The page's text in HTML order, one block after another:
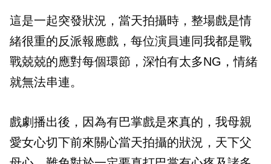
這是一起突發狀況，當天拍攝時，整場戲是情
緒很重的反派報應戲，每位演員連同我都是戰
戰兢兢的應對每個環節，深怕有太多NG，情緒
就無法串連。
戲劇播出後，因為有巴掌戲是來真的，我母親
愛女心切下前來關心當天拍攝的狀況，天下父